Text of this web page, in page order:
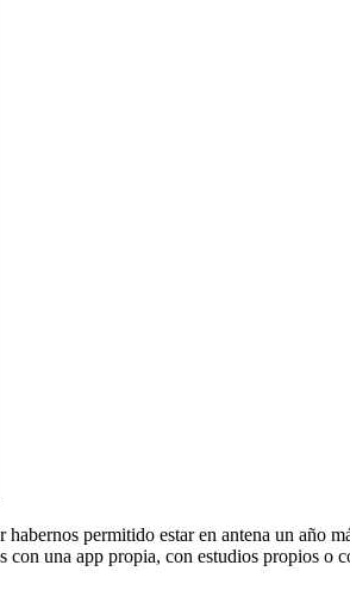
permitido estar en antena un año
una app propia, con estudios propios o